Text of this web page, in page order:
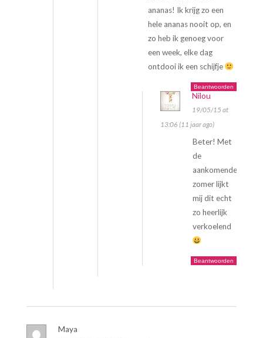
ananas! Ik krijg zo een
hele ananas nooit op, en
zo heb ik genoeg voor
een week, elke dag
ontdooi ik een schijfje
Beantwoorden
Nilou
19/05/15 at
13:06 (11 jaar ago)
Beter! Met
de
aankomende
zomer lijkt
mij dit echt
zo heerlijk
verkoelend
Beantwoorden
Maya